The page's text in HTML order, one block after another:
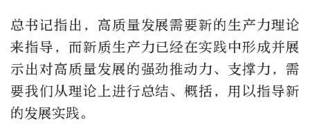
总书记指出，高质量发展需要新的生产力理论
来指导，而新质生产力已经在实践中形成并展
示出对高质量发展的强劲推动力、支撑力，需
要我们从理论上进行总结、概括，用以指导新
的发展实践。